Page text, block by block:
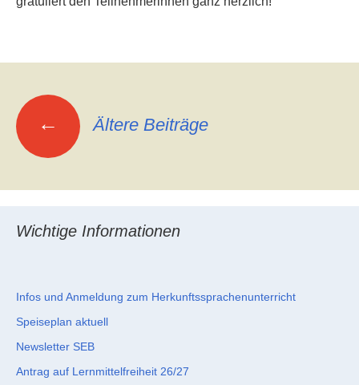
Beitragsnavigation
← Ältere Beiträge
Wichtige Informationen
Infos und Anmeldung zum Herkunftssprachenunterricht
Speiseplan aktuell
Newsletter SEB
Antrag auf Lernmittelfreiheit 26/27